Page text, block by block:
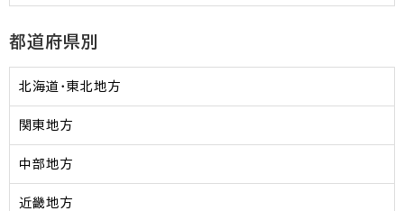
都道府県別
北海道・東北地方
関東地方
中部地方
近畿地方